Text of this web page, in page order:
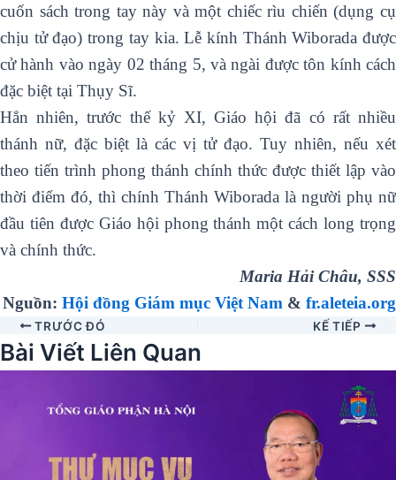
cuốn sách trong tay này và một chiếc rìu chiến (dụng cụ
chịu tử đạo) trong tay kia. Lễ kính Thánh Wiborada được
cử hành vào ngày 02 tháng 5, và ngài được tôn kính cách
đặc biệt tại Thụy Sĩ.
Hẳn nhiên, trước thế kỷ XI, Giáo hội đã có rất nhiều
thánh nữ, đặc biệt là các vị tử đạo. Tuy nhiên, nếu xét
theo tiến trình phong thánh chính thức được thiết lập vào
thời điểm đó, thì chính Thánh Wiborada là người phụ nữ
đầu tiên được Giáo hội phong thánh một cách long trọng
và chính thức.
Maria Hải Châu, SSS
Nguồn: Hội đồng Giám mục Việt Nam & fr.aleteia.org
TRƯỚC ĐÓ KẾ TIẾP
Bài Viết Liên Quan